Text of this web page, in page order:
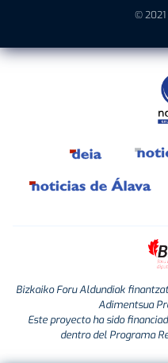
© 2021
Bizkaiko Foru Aldundiak
Adimentsua
Este proyecto ha sido
dentro del Programa